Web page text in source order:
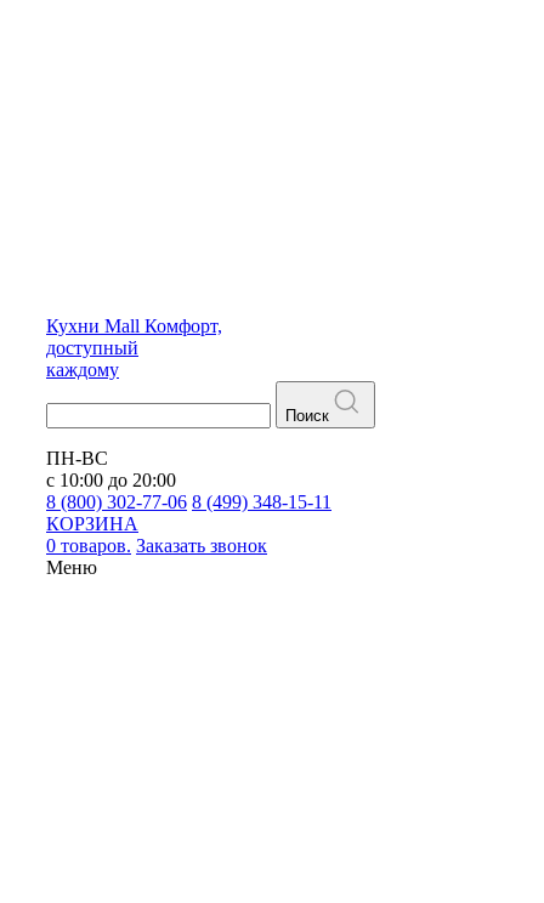
Кухни Mall Комфорт,
доступный
каждому
Поиск
ПН-ВС
с 10:00 до 20:00
8 (800) 302-77-06 8 (499) 348-15-11
КОРЗИНА
0 товаров. Заказать звонок
Меню